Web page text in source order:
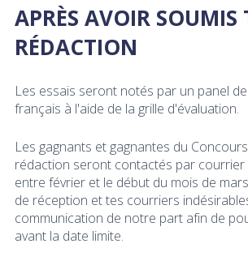
APRÈS AVOIR SOUMIS
RÉDACTION
Les essais seront notés par un panel
français à l'aide de la grille d'évaluation.
Les gagnants et gagnantes du
rédaction seront contactés par
entre février et le début du mois de
de réception et tes courriers
communication de notre part afin de
avant la date limite.